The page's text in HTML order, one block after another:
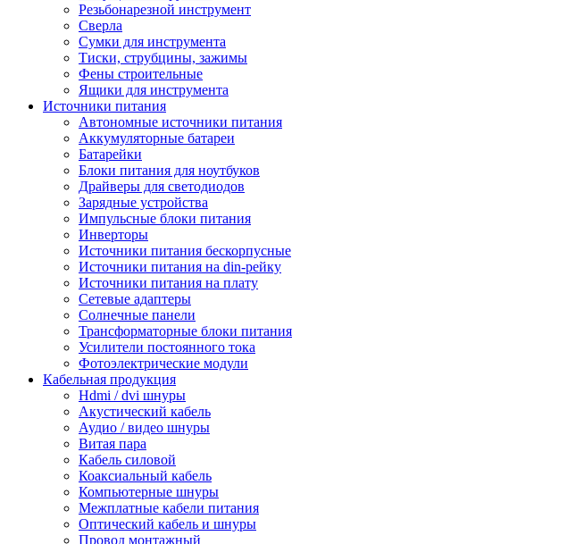
Резьбонарезной инструмент
Сверла
Сумки для инструмента
Тиски, струбцины, зажимы
Фены строительные
Ящики для инструмента
Источники питания
Автономные источники питания
Аккумуляторные батареи
Батарейки
Блоки питания для ноутбуков
Драйверы для светодиодов
Зарядные устройства
Импульсные блоки питания
Инверторы
Источники питания бескорпусные
Источники питания на din-рейку
Источники питания на плату
Сетевые адаптеры
Солнечные панели
Трансформаторные блоки питания
Усилители постоянного тока
Фотоэлектрические модули
Кабельная продукция
Hdmi / dvi шнуры
Акустический кабель
Аудио / видео шнуры
Витая пара
Кабель силовой
Коаксиальный кабель
Компьютерные шнуры
Межплатные кабели питания
Оптический кабель и шнуры
Провод монтажный